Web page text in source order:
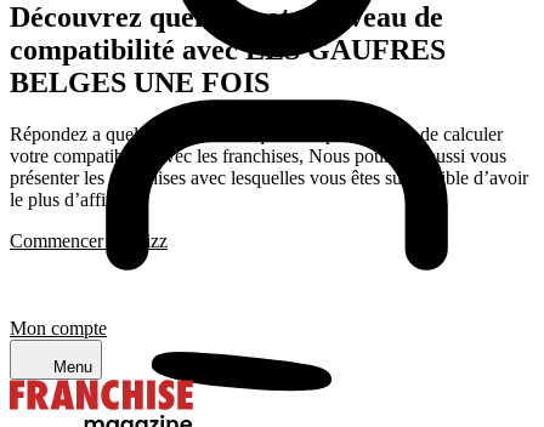
Mon compte
Menu
Découvrez quel est votre niveau de
compatibilité avec LES GAUFRES
BELGES UNE FOIS
Répondez a quelques questions qui nous permettrons de calculer
votre compatibilité avec les franchises, Nous pourrons aussi vous
présenter les franchises avec lesquelles vous êtes susceptible d’avoir
le plus d’affinité
Commencer le quizz